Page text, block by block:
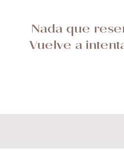
Nada que
Vuelve a